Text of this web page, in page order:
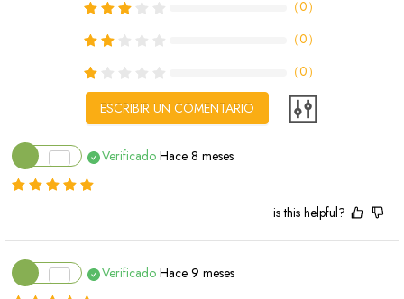
（0）
（0）
（0）
ESCRIBIR UN COMENTARIO
Verificado Hace 8 meses
is this helpful?
Verificado Hace 9 meses